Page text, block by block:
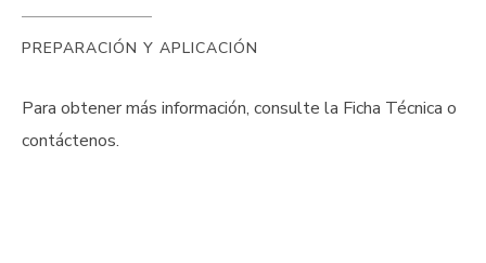
PREPARACIÓN Y APLICACIÓN
Para obtener más información, consulte la Ficha Técnica o
contáctenos.